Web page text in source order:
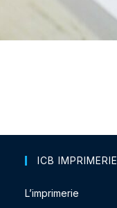
ICB IMPRIMERIE
L’imprimerie